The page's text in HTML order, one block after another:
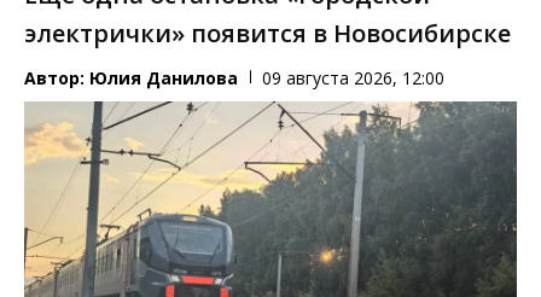
электрички» появится в Новосибирске
Автор: Юлия Данилова 09 августа 2026, 12:00